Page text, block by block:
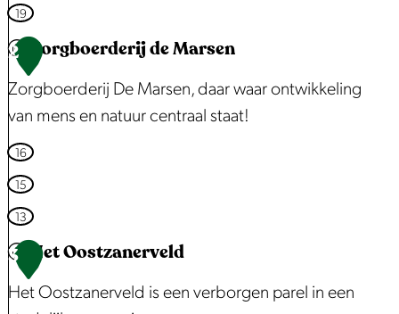
b
e
e
l
i
n
g
Z
a
a
H
e
G
r
o
t
e
H
u
i
19
2 Zorgboerderij de Marsen
Zorgboerderij De Marsen, daar waar ontwikkeling
van mens en natuur centraal staat!
Z
o
r
b
o
16
15
13
3 Het Oostzanerveld
Het Oostzanerveld is een verborgen parel in een